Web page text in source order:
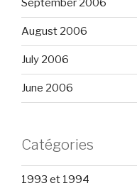
September 2006
August 2006
July 2006
June 2006
Catégories
1993 et 1994